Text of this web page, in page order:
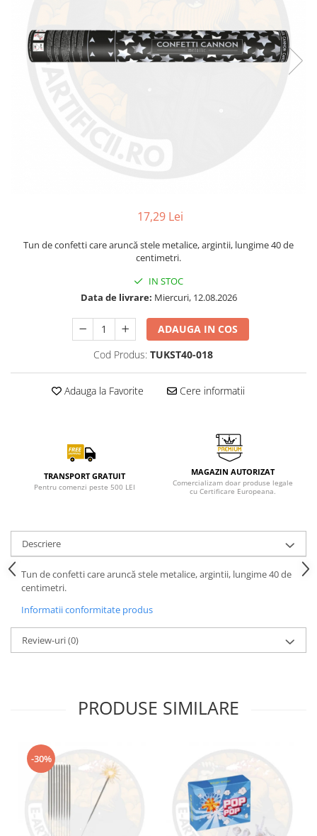
17,29 Lei
Tun de confetti care aruncă stele metalice, argintii, lungime 40 de
centimetri.
IN STOC
Data de livrare: Miercuri, 12.08.2026
ADAUGA IN COS
Cod Produs: TUKST40-018
Adauga la Favorite Cere informatii
TRANSPORT GRATUIT
Pentru comenzi peste 500 LEI
MAGAZIN AUTORIZAT
Comercializam doar produse legale
cu Certificare Europeana.
Descriere
Tun de confetti care aruncă stele metalice, argintii, lungime 40 de
centimetri.
Informatii conformitate produs
Review-uri(0)
PRODUSE SIMILARE
-30%